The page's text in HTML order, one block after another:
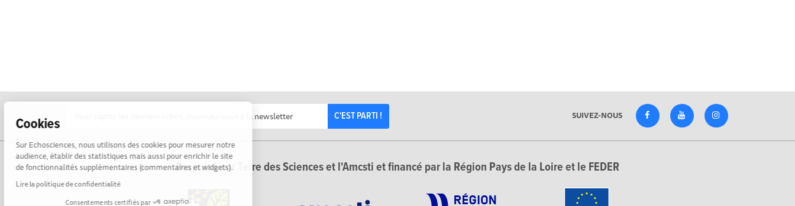
Cookies
Sur Echosciences, nous utilisons des cookies pour mesurer notre
audience, établir des statistiques mais aussi pour enrichir le site
de fonctionnalités supplémentaires (commentaires et widgets).
Lire la politique de confidentialité
Consentements certifiés par
C'EST PARTI ! SUIVEZ-NOUS
Propulsé par Terre des Sciences et l'Amcsti et financé par la Région Pays de la Loire et le FEDER